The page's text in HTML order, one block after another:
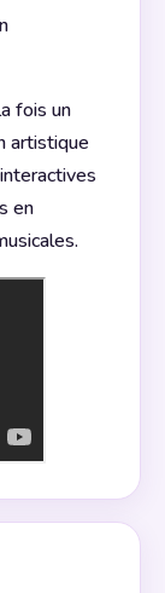
fois un
artistique
en